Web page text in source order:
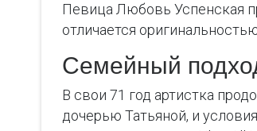
Певица Любовь Успенская
отличается
Семейный
В свои 71 год артистка
дочерью Татьяной, и